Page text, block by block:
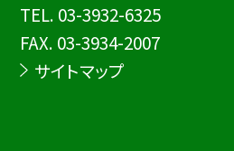
TEL. 03-3932-6325
FAX. 03-3934-2007
サイトマップ